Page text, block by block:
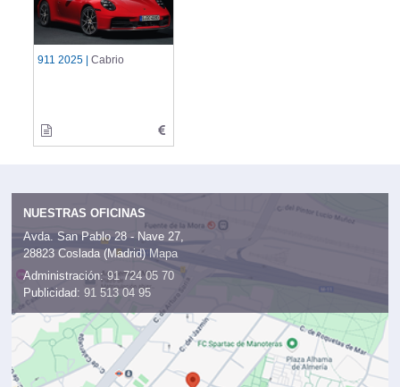
911 2025 | Cabrio
NUESTRAS OFICINAS
Avda. San Pablo 28 - Nave 27,
28823 Coslada (Madrid) Mapa
Administración: 91 724 05 70
Publicidad: 91 513 04 95